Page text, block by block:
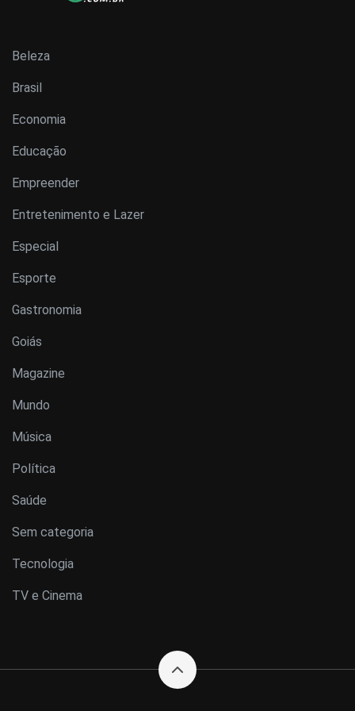
Beleza
Brasil
Economia
Educação
Empreender
Entretenimento e Lazer
Especial
Esporte
Gastronomia
Goiás
Magazine
Mundo
Música
Política
Saúde
Sem categoria
Tecnologia
TV e Cinema